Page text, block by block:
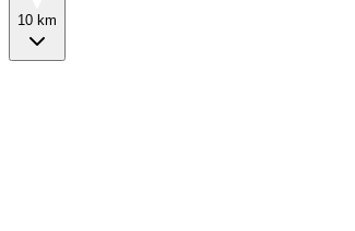
10 km